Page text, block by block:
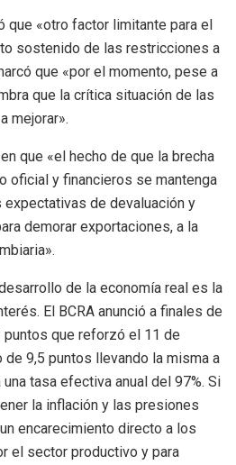
que «otro factor limitante para el
sostenido de las restricciones a
que «por el momento, pese a
que la crítica situación de las
mejorar».
que «el hecho de que la brecha
oficial y financieros se mantenga
expectativas de devaluación y
demorar exportaciones, a la
de la economía real es la
El BCRA anunció a finales de
puntos que reforzó el 11 de
9,5 puntos llevando la misma a
tasa efectiva anual del 97%. Si
la inflación y las presiones
encarecimiento directo a los
el sector productivo y para